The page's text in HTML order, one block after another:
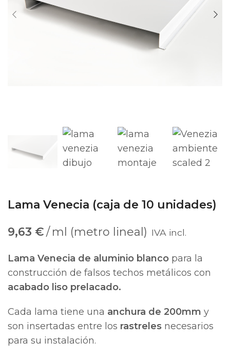
Lama Venecia (caja de 10 unidades)
9,63 € ml (metro lineal) IVA incl.
Lama Venecia de aluminio blanco para la
construcción de falsos techos metálicos con
acabado liso prelacado.
Cada lama tiene una anchura de 200mm y
son insertadas entre los rastreles necesarios
para su instalación.